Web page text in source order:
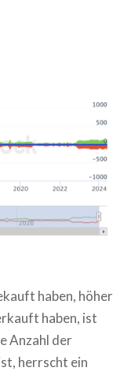
haben, höher
haben, ist
Anzahl der
herrscht ein